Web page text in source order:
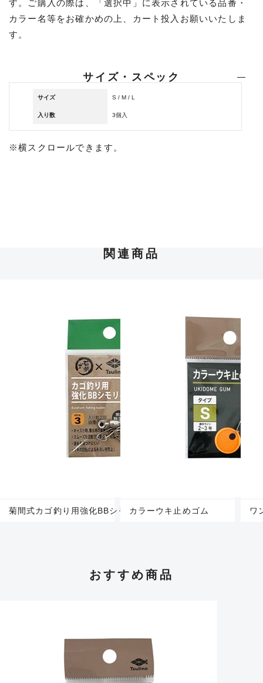
す。ご購入の際は、「選択中」に表示されている品番・
カラー名等をお確かめの上、カート投入お願いいたしま
す。
サイズ・スペック
サイズ S / M / L
入り数 3個入
※横スクロールできます。
関連商品
菊間式カゴ釣り用強化BBシモリペットカラーウキ止めゴム ワ
おすすめ商品